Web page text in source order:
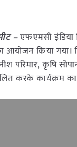
–एफएमसी इंडिया
आयोजन किया
परिमार, कृषि
करके कार्यक्रम